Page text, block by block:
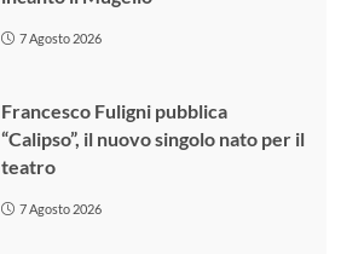
7 Agosto 2026
Francesco Fuligni pubblica
“Calipso”, il nuovo singolo nato per il
teatro
7 Agosto 2026